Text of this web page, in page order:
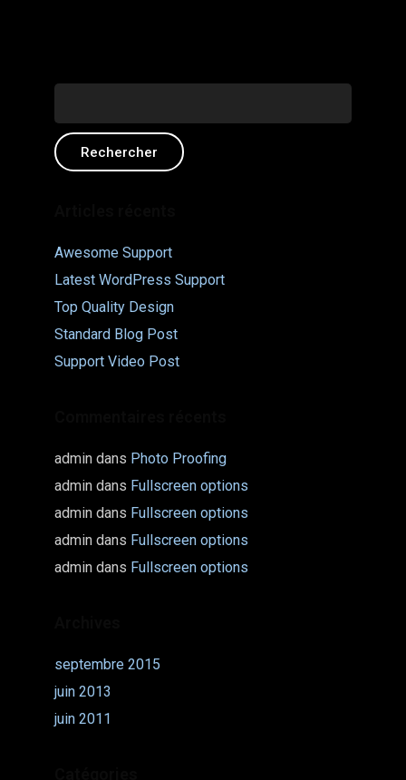
Awesome Support
Latest WordPress Support
Top Quality Design
Standard Blog Post
Support Video Post
admin dans Photo Proofing
admin dans Fullscreen options
admin dans Fullscreen options
admin dans Fullscreen options
admin dans Fullscreen options
septembre 2015
juin 2013
juin 2011